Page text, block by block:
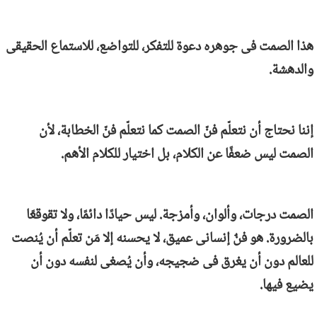
هذا الصمت فى جوهره دعوة للتفكر، للتواضع، للاستماع الحقيقى
والدهشة.
إننا نحتاج أن نتعلّم فنّ الصمت كما نتعلّم فنّ الخطابة، لأن
الصمت ليس ضعفًا عن الكلام، بل اختيار للكلام الأهم.
الصمت درجات، وألوان، وأمزجة. ليس حيادًا دائمًا، ولا تقوقعًا
بالضرورة. هو فنٌ إنسانى عميق، لا يحسنه إلا مَن تعلّم أن يُنصت
للعالم دون أن يغرق فى ضجيجه، وأن يُصغى لنفسه دون أن
يضيع فيها.